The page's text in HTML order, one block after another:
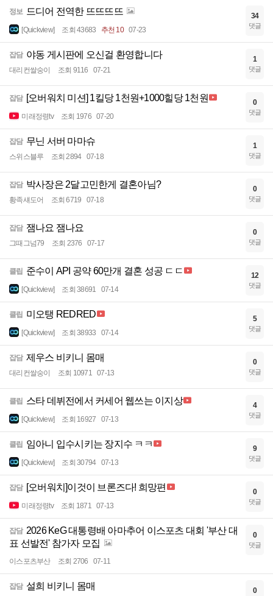
정보 드디어 전역한 뜨뜨뜨뜨
[Quickview] 조회 43683 추천 10 07-23
34
댓글
잡담 야동 게시판에 오신걸 환영합니다
대리컨쌀숭이 조회 9116 07-21
1
댓글
잡담 [오버워치 미션] 1킬당 1천원+1000힐당 1천원
미래정령tv 조회 1976 07-20
0
댓글
잡담 무닌 서버 마마슈
스위스블루 조회 2894 07-18
1
댓글
잡담 박사장은 2달고민한게 결혼아님?
황족섀도어 조회 6719 07-18
0
댓글
잡담 잼나요 잼나요
그때그넘79 조회 2376 07-17
0
댓글
클립 준수이 API 공약 60만개 결혼 성공 ㄷㄷ
[Quickview] 조회 38691 07-14
12
댓글
클립 미오탱 REDRED
[Quickview] 조회 38933 07-14
5
댓글
잡담 제우스 비키니 몸매
대리컨쌀숭이 조회 10971 07-13
0
댓글
클립 스타 데뷔전에서 커세어 웹쓰는 이지상
[Quickview] 조회 16927 07-13
4
댓글
클립 임아니 입수시키는 장지수 ㅋㅋ
[Quickview] 조회 30794 07-13
9
댓글
잡담 [오버워치]이것이 브론즈다! 희망편
미래정령tv 조회 1871 07-13
0
댓글
잡담 2026 KeG 대통령배 아마추어 이스포츠 대회 '부산 대
표 선발전' 참가자 모집
이스포츠부산 조회 2706 07-11
0
댓글
잡담 설희 비키니 몸매 0